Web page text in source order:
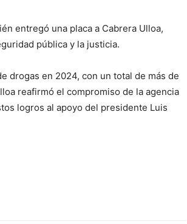
entregó una placa a Cabrera Ulloa,
pública y la justicia.
drogas en 2024, con un total de más de
reafirmó el compromiso de la agencia
logros al apoyo del presidente Luis